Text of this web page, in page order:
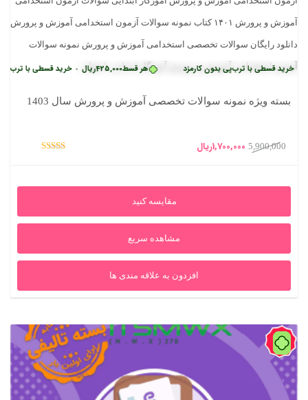
هر قسط425,000ریال • خرید قسطی با ترب‌پی بدون قسطی با ترب‌پی بدون کارمزد
بسته ویژه نمونه سوالات تخصصی آموزش و پرورش سال 1403
5,900,000 قیمت
5,900,000ریال
1,700,000ریال
1,700,000ریال
مقایسه کنید
مشاهده سریع
افزدون به علاقه مندی ها
71%